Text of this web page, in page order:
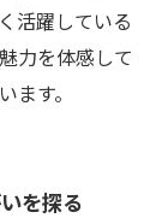
活躍している
力を体感して
す。
を探る